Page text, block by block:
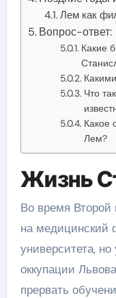
Лем как
Вопрос-ответ:
Какие
Что
Какое
Лем?
Жизнь
Во время
на медицинский
университета,
оккупации
прервать